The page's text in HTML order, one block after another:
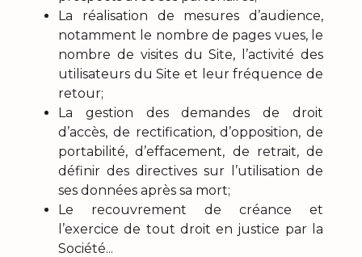
La réalisation de mesures d’audience,
notamment le nombre de pages vues, le
nombre de visites du Site, l’activité des
utilisateurs du Site et leur fréquence de
retour;
La gestion des demandes de droit
d’accès, de rectification, d’opposition, de
portabilité, d’effacement, de retrait, de
définir des directives sur l’utilisation de
ses données après sa mort;
Le recouvrement de créance et
l’exercice de tout droit en justice par la
Société...